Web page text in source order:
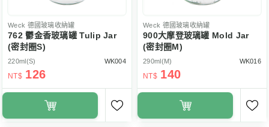
Weck 德國玻璃收納罐
762 鬱金香玻璃罐 Tulip Jar
(密封圈S)
220ml(S) WK004
NT$ 126
Weck 德國玻璃收納罐
900大摩登玻璃罐 Mold Jar
(密封圈M)
290ml(M) WK016
NT$ 140